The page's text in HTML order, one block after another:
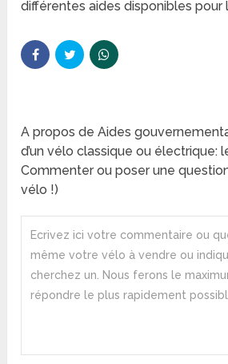
différentes aides disponibles pour
A propos de Aides
d’un vélo classique ou électrique:
Commenter ou poser une
vélo !)